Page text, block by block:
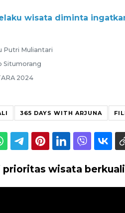
wisata diminta
Putri Muliantari
Situmorang
2024
365 DAYS WITH ARJUNA
prioritas wisata